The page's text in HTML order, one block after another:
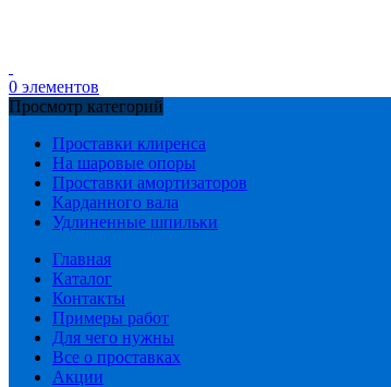
0 элементов
Просмотр категорий
Проставки клиренса
На шаровые опоры
Проставки амортизаторов
Карданного вала
Удлиненные шпильки
Главная
Каталог
Контакты
Примеры работ
Для чего нужны
Все о проставках
Акции